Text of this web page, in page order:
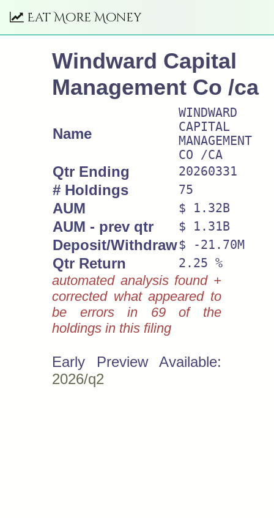
Eat More Money
Windward Capital
Management Co /ca
Name
WINDWARD
CAPITAL
MANAGEMENT
CO /CA
Qtr Ending 20260331
# Holdings 75
AUM $ 1.32B
AUM - prev qtr $ 1.31B
Deposit/Withdraw$ -21.70M
Qtr Return 2.25 %
automated analysis found +
corrected what appeared to
be errors in 69 of the
holdings in this filing
Early Preview Available:
2026/q2